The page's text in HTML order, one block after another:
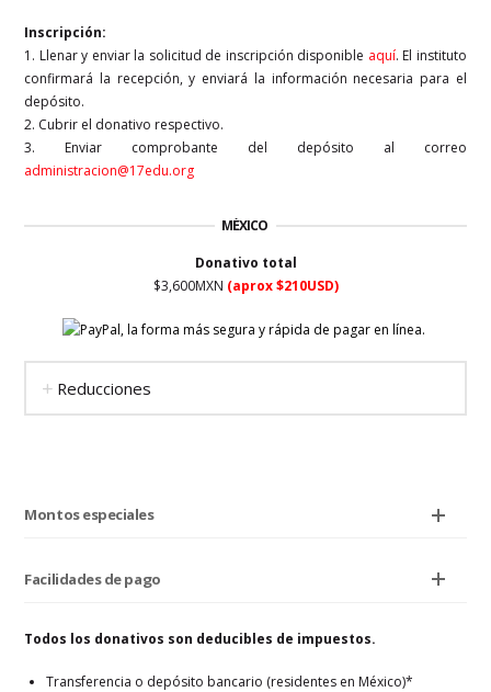
Inscripción:
1. Llenar y enviar la solicitud de inscripción disponible aquí. El instituto
confirmará la recepción, y enviará la información necesaria para el
depósito.
2. Cubrir el donativo respectivo.
3. Enviar comprobante del depósito al correo
administracion@17edu.org
MÉXICO
Donativo total
$3,600MXN (aprox $210USD)
Reducciones
Montos especiales
Facilidades de pago
Todos los donativos son deducibles de impuestos.
Transferencia o depósito bancario (residentes en México)*